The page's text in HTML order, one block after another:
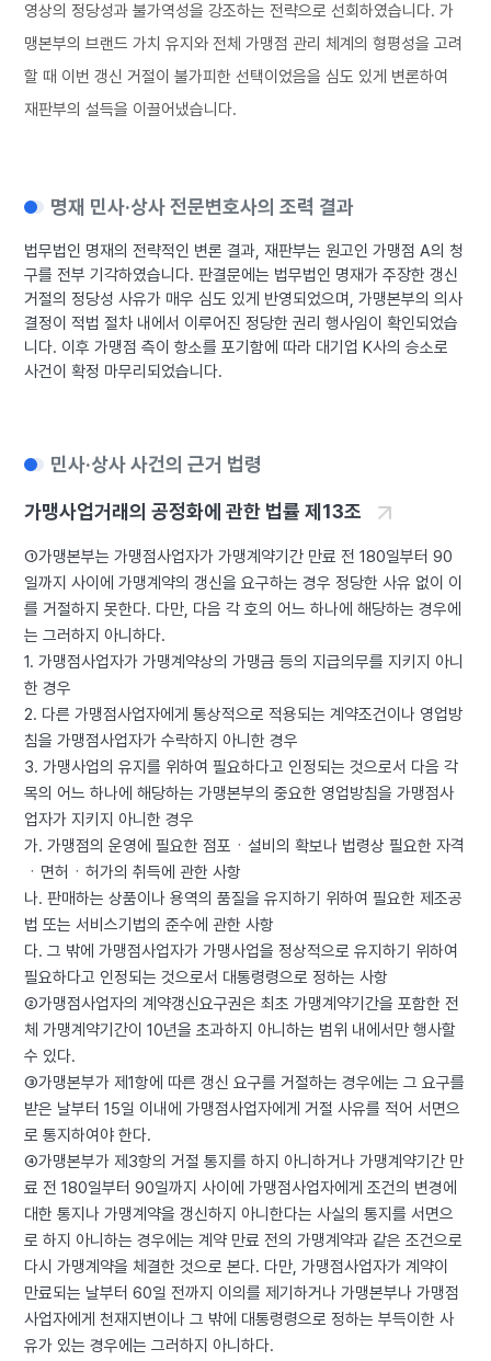
영상의 정당성과 불가역성을 강조하는 전략으로 선회하였습니다. 가
맹본부의 브랜드 가치 유지와 전체 가맹점 관리 체계의 형평성을 고려
할 때 이번 갱신 거절이 불가피한 선택이었음을 심도 있게 변론하여
재판부의 설득을 이끌어냈습니다.
명재 민사·상사 전문변호사의 조력 결과
법무법인 명재의 전략적인 변론 결과, 재판부는 원고인 가맹점 A의 청
구를 전부 기각하였습니다. 판결문에는 법무법인 명재가 주장한 갱신
거절의 정당성 사유가 매우 심도 있게 반영되었으며, 가맹본부의 의사
결정이 적법 절차 내에서 이루어진 정당한 권리 행사임이 확인되었습
니다. 이후 가맹점 측이 항소를 포기함에 따라 대기업 K사의 승소로
사건이 확정 마무리되었습니다.
민사·상사 사건의 근거 법령
가맹사업거래의 공정화에 관한 법률 제13조
①가맹본부는 가맹점사업자가 가맹계약기간 만료 전 180일부터 90
일까지 사이에 가맹계약의 갱신을 요구하는 경우 정당한 사유 없이 이
를 거절하지 못한다. 다만, 다음 각 호의 어느 하나에 해당하는 경우에
는 그러하지 아니하다.
1. 가맹점사업자가 가맹계약상의 가맹금 등의 지급의무를 지키지 아니
한 경우
2. 다른 가맹점사업자에게 통상적으로 적용되는 계약조건이나 영업방
침을 가맹점사업자가 수락하지 아니한 경우
3. 가맹사업의 유지를 위하여 필요하다고 인정되는 것으로서 다음 각
목의 어느 하나에 해당하는 가맹본부의 중요한 영업방침을 가맹점사
업자가 지키지 아니한 경우
가. 가맹점의 운영에 필요한 점포ㆍ설비의 확보나 법령상 필요한 자격
ㆍ면허ㆍ허가의 취득에 관한 사항
나. 판매하는 상품이나 용역의 품질을 유지하기 위하여 필요한 제조공
법 또는 서비스기법의 준수에 관한 사항
다. 그 밖에 가맹점사업자가 가맹사업을 정상적으로 유지하기 위하여
필요하다고 인정되는 것으로서 대통령령으로 정하는 사항
②가맹점사업자의 계약갱신요구권은 최초 가맹계약기간을 포함한 전
체 가맹계약기간이 10년을 초과하지 아니하는 범위 내에서만 행사할
수 있다.
③가맹본부가 제1항에 따른 갱신 요구를 거절하는 경우에는 그 요구를
받은 날부터 15일 이내에 가맹점사업자에게 거절 사유를 적어 서면으
로 통지하여야 한다.
④가맹본부가 제3항의 거절 통지를 하지 아니하거나 가맹계약기간 만
료 전 180일부터 90일까지 사이에 가맹점사업자에게 조건의 변경에
대한 통지나 가맹계약을 갱신하지 아니한다는 사실의 통지를 서면으
로 하지 아니하는 경우에는 계약 만료 전의 가맹계약과 같은 조건으로
다시 가맹계약을 체결한 것으로 본다. 다만, 가맹점사업자가 계약이
만료되는 날부터 60일 전까지 이의를 제기하거나 가맹본부나 가맹점
사업자에게 천재지변이나 그 밖에 대통령령으로 정하는 부득이한 사
유가 있는 경우에는 그러하지 아니하다.